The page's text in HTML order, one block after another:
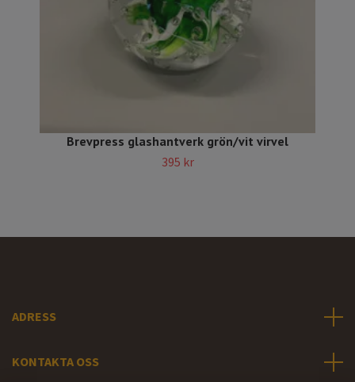
Brevpress glashantverk grön/vit virvel
395 kr
ADRESS
KONTAKTA OSS